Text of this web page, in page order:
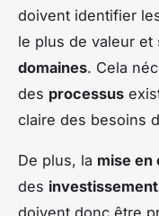
doivent identifier
le plus de valeur
domaines. Cela
des processus
claire des besoins
De plus, la mise
des